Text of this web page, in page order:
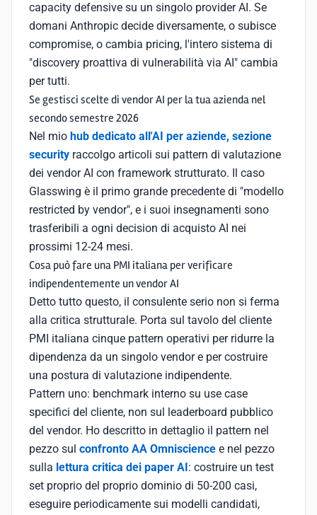
capacity defensive su un singolo provider AI. Se
domani Anthropic decide diversamente, o subisce
compromise, o cambia pricing, l'intero sistema di
"discovery proattiva di vulnerabilità via AI" cambia
per tutti.
Se gestisci scelte di vendor AI per la tua azienda nel
secondo semestre 2026
Nel mio hub dedicato all'AI per aziende, sezione
security raccolgo articoli sui pattern di valutazione
dei vendor AI con framework strutturato. Il caso
Glasswing è il primo grande precedente di "modello
restricted by vendor", e i suoi insegnamenti sono
trasferibili a ogni decision di acquisto AI nei
prossimi 12-24 mesi.
Cosa può fare una PMI italiana per verificare
indipendentemente un vendor AI
Detto tutto questo, il consulente serio non si ferma
alla critica strutturale. Porta sul tavolo del cliente
PMI italiana cinque pattern operativi per ridurre la
dipendenza da un singolo vendor e per costruire
una postura di valutazione indipendente.
Pattern uno: benchmark interno su use case
specifici del cliente, non sul leaderboard pubblico
del vendor. Ho descritto in dettaglio il pattern nel
pezzo sul confronto AA Omniscience e nel pezzo
sulla lettura critica dei paper AI: costruire un test
set proprio del proprio dominio di 50-200 casi,
eseguire periodicamente sui modelli candidati,